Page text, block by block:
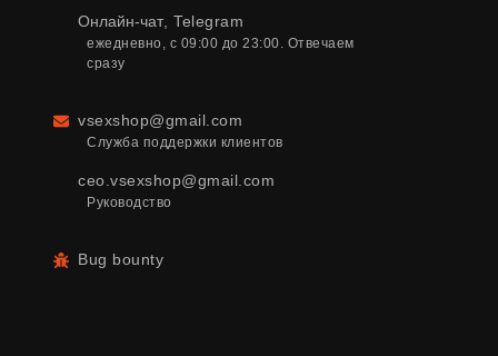
Онлайн-чат,Telegram
ежедневно, с 09:00 до 23:00. Отвечаем
сразу
Email
vsexshop@gmail.com
Служба поддержки клиентов
ceo.vsexshop@gmail.com
Руководство
Bug bounty